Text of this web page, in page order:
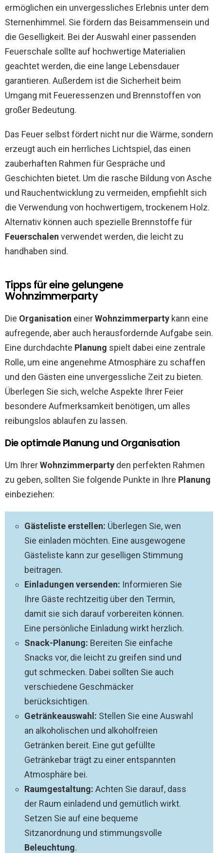
ermöglichen ein unvergessliches Erlebnis unter dem
Sternenhimmel. Sie fördern das Beisammensein und
die Geselligkeit. Bei der Auswahl einer passenden
Feuerschale sollte auf hochwertige Materialien
geachtet werden, die eine lange Lebensdauer
garantieren. Außerdem ist die Sicherheit beim
Umgang mit Feueressenzen und Brennstoffen von
großer Bedeutung.
Das Feuer selbst fördert nicht nur die Wärme, sondern
erzeugt auch ein herrliches Lichtspiel, das einen
zauberhaften Rahmen für Gespräche und
Geschichten bietet. Um die rasche Bildung von Asche
und Rauchentwicklung zu vermeiden, empfiehlt sich
die Verwendung von hochwertigem, trockenem Holz.
Alternativ können auch spezielle Brennstoffe für
Feuerschalen verwendet werden, die leicht zu
handhaben sind.
Tipps für eine gelungene
Wohnzimmerparty
Die Organisation einerWohnzimmerparty kann eine
aufregende, aber auch herausfordernde Aufgabe sein.
Eine durchdachte Planung spielt dabei eine zentrale
Rolle, um eine angenehme Atmosphäre zu schaffen
und den Gästen eine unvergessliche Zeit zu bieten.
Überlegen Sie sich, welche Aspekte Ihrer Feier
besondere Aufmerksamkeit benötigen, um alles
reibungslos ablaufen zu lassen.
Die optimale Planung und Organisation
Um IhrerWohnzimmerparty den perfekten Rahmen
zu geben, sollten Sie folgende Punkte in Ihre Planung
einbeziehen:
Gästeliste erstellen: Überlegen Sie, wen
Sie einladen möchten. Eine ausgewogene
Gästeliste kann zur geselligen Stimmung
beitragen.
Einladungen versenden: Informieren Sie
Ihre Gäste rechtzeitig über den Termin,
damit sie sich darauf vorbereiten können.
Eine persönliche Einladung wirkt herzlich.
Snack-Planung: Bereiten Sie einfache
Snacks vor, die leicht zu greifen sind und
gut schmecken. Dabei sollten Sie auch
verschiedene Geschmäcker
berücksichtigen.
Getränkeauswahl: Stellen Sie eine Auswahl
an alkoholischen und alkoholfreien
Getränken bereit. Eine gut gefüllte
Getränkebar trägt zu einer entspannten
Atmosphäre bei.
Raumgestaltung: Achten Sie darauf, dass
der Raum einladend und gemütlich wirkt.
Setzen Sie auf eine bequeme
Sitzanordnung und stimmungsvolle
Beleuchtung.